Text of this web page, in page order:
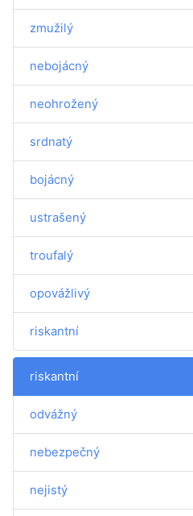
zmužilý
nebojácný
neohrožený
srdnatý
bojácný
ustrašený
troufalý
opovážlivý
riskantní
riskantní
odvážný
nebezpečný
nejistý